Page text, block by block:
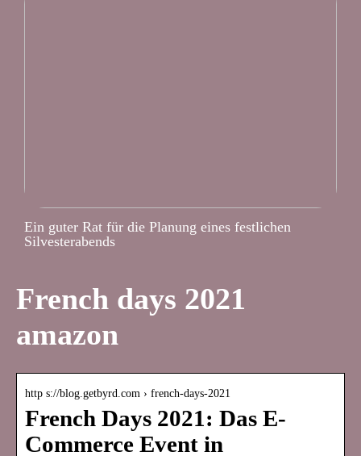
Ein guter Rat für die Planung eines festlichen
Silvesterabends
French days 2021
amazon
http s://blog.getbyrd.com › french-days-2021
French Days 2021: Das E-
Commerce Event in